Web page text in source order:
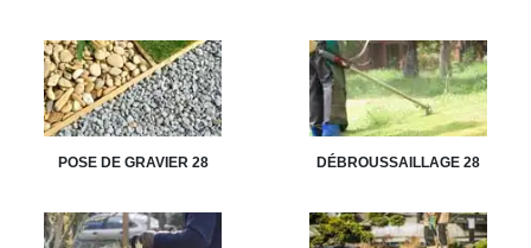
POSE DE GRAVIER 28 DÉBROUSSAILLAGE 28